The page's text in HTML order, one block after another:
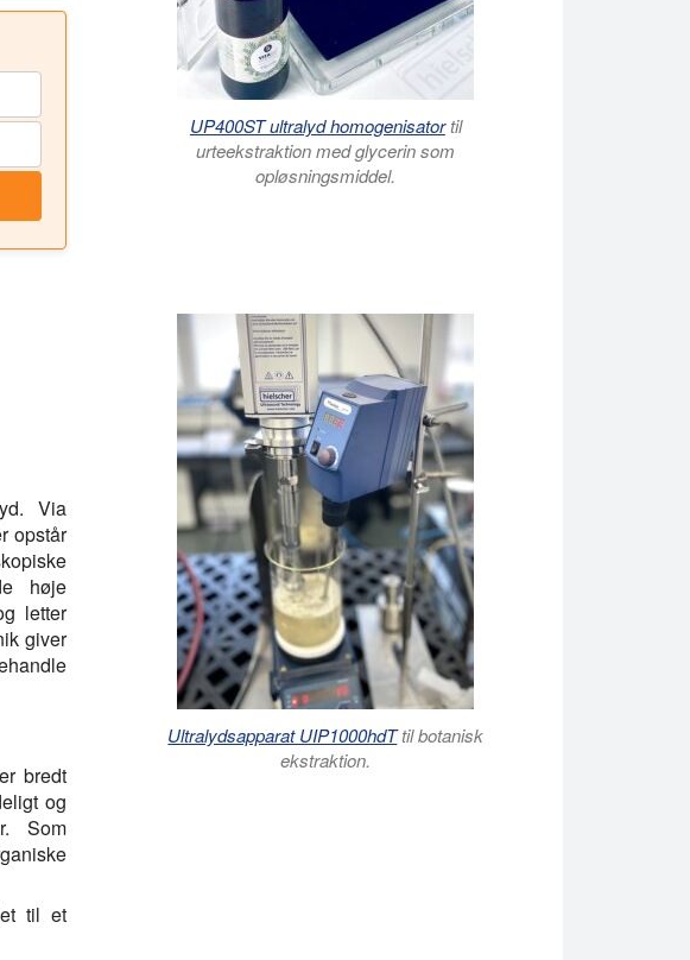
UP400ST ultralyd homogenisatortil
urteekstraktion med glycerin som
opløsningsmiddel.
fra urteblade i glycerin ved hjælp af en sonde-type soniker. Udfordringen
ikke-irriterende egenskaber og dets evne til at bevare stabiliteten og
Via
opstår
høje
letter
giver
bredt
og
Som
til et
Ultralydsapparat UIP1000hdTtil botanisk
ekstraktion.